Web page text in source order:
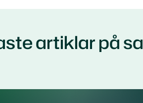
artiklar på